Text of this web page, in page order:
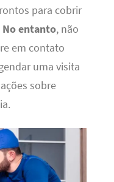
para cobrir
No entanto, não
em contato
uma visita
sobre